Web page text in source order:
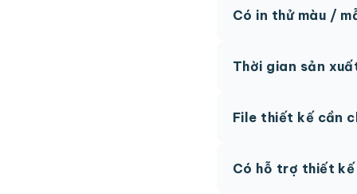
Có in thử màu /
thức.
Thời gian sản
hệ để được tư vấn.
File thiết kế cần
phí.
Có hỗ trợ thiết kế